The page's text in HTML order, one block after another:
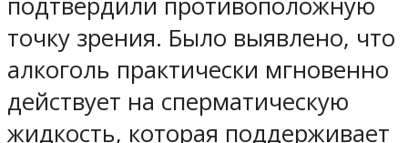
точку зрения. Было выявлено, что
алкоголь практически мгновенно
действует на сперматическую
жидкость, которая поддерживает